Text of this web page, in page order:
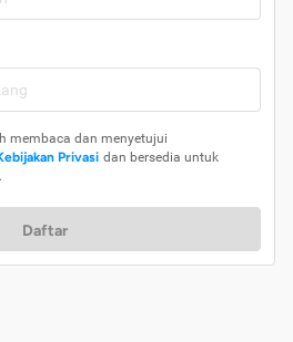
membaca dan menyetujui
Privasi dan bersedia untuk
Daftar